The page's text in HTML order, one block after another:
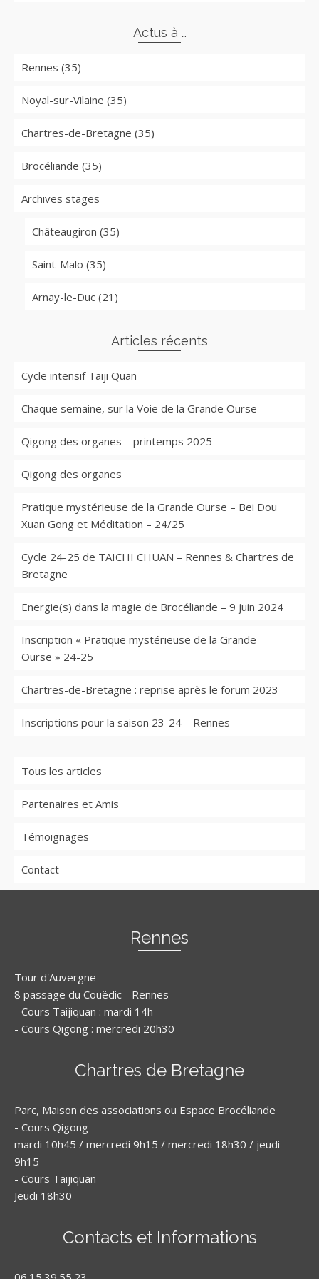
Actus à …
Rennes (35)
Noyal-sur-Vilaine (35)
Chartres-de-Bretagne (35)
Brocéliande (35)
Archives stages
Châteaugiron (35)
Saint-Malo (35)
Arnay-le-Duc (21)
Articles récents
Cycle intensif Taiji Quan
Chaque semaine, sur la Voie de la Grande Ourse
Qigong des organes – printemps 2025
Qigong des organes
Pratique mystérieuse de la Grande Ourse – Bei Dou
Xuan Gong et Méditation – 24/25
Cycle 24-25 de TAICHI CHUAN – Rennes & Chartres de
Bretagne
Energie(s) dans la magie de Brocéliande – 9 juin 2024
Inscription « Pratique mystérieuse de la Grande
Ourse » 24-25
Chartres-de-Bretagne : reprise après le forum 2023
Inscriptions pour la saison 23-24 – Rennes
Tous les articles
Partenaires et Amis
Témoignages
Contact
Rennes
Tour d'Auvergne
8 passage du Couëdic - Rennes
- Cours Taijiquan : mardi 14h
- Cours Qigong : mercredi 20h30
Chartres de Bretagne
Parc, Maison des associations ou Espace Brocéliande
- Cours Qigong
mardi 10h45 / mercredi 9h15 / mercredi 18h30 / jeudi
9h15
- Cours Taijiquan
Jeudi 18h30
Contacts et Informations